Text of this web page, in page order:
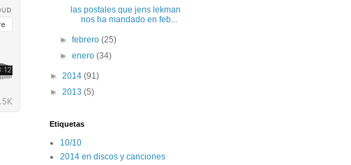
las postales que jens lekman
nos ha mandado en feb...
►febrero(25)
►enero(34)
► 2014 (91)
► 2013 (5)
Etiquetas
10/10
2014 en discos y canciones